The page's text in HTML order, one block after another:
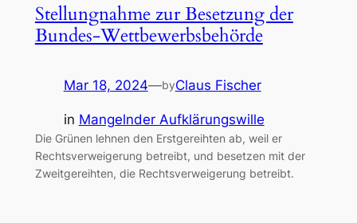
Stellungnahme zur Besetzung der
Bundes-Wettbewerbsbehörde
Mar 18, 2024—byClaus Fischer
in Mangelnder Aufklärungswille
Die Grünen lehnen den Erstgereihten ab, weil er
Rechtsverweigerung betreibt, und besetzen mit der
Zweitgereihten, die Rechtsverweigerung betreibt.